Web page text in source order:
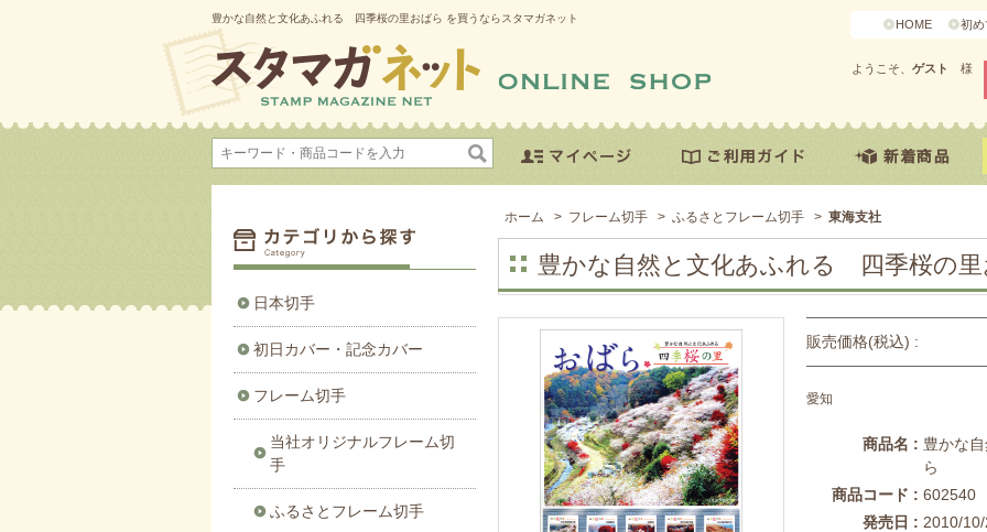
豊かな自然と文化あふれる 四季桜の里おばら を買うならスタマガネット HOME 初め
ようこそ、 ゲスト 様
ホーム > フレーム切手 > ふるさとフレーム切手 > 東海支社
豊かな自然と文化あふれる 四季桜の
販売価格(税込) :
愛知
商品名 : 豊かな
ら
商品コード : 602540
発売日 : 2010/
日本切手
初日カバー・記念カバー
フレーム切手
当社オリジナルフレーム切
手
ふるさとフレーム切手